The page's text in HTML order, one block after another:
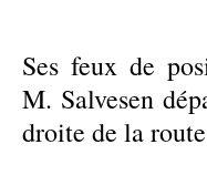
Ses feux de
M. Salvesen
droite de la